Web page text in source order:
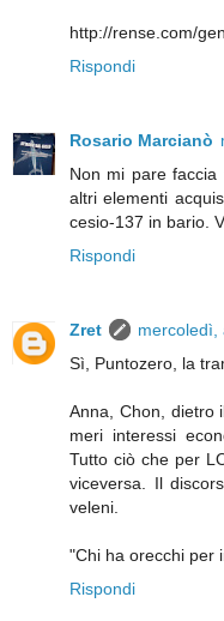
http://rense.com/
Rispondi
Rosario Marcianò
Non mi pare
altri elementi
cesio-137 in bario.
Rispondi
Zret
mercoledì,
Sì, Puntozero, la
Anna, Chon, dietro
meri interessi
Tutto ciò che per
viceversa. Il
veleni.
"Chi ha orecchi per
Rispondi